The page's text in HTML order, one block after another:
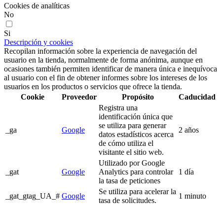
Cookies de analíticas
No
Si
Descripción y cookies
Recopilan información sobre la experiencia de navegación del
usuario en la tienda, normalmente de forma anónima, aunque en
ocasiones también permiten identificar de manera única e inequívoca
al usuario con el fin de obtener informes sobre los intereses de los
usuarios en los productos o servicios que ofrece la tienda.
Cookie
Proveedor Propósito Caducidad
_ga Google
Registra una
identificación única que
se utiliza para generar
datos estadísticos acerca
de cómo utiliza el
visitante el sitio web.
2 años
_gat Google
Utilizado por Google
Analytics para controlar
la tasa de peticiones
1 día
_gat_gtag_UA_# Google
Se utiliza para acelerar la
tasa de solicitudes.
1 minuto